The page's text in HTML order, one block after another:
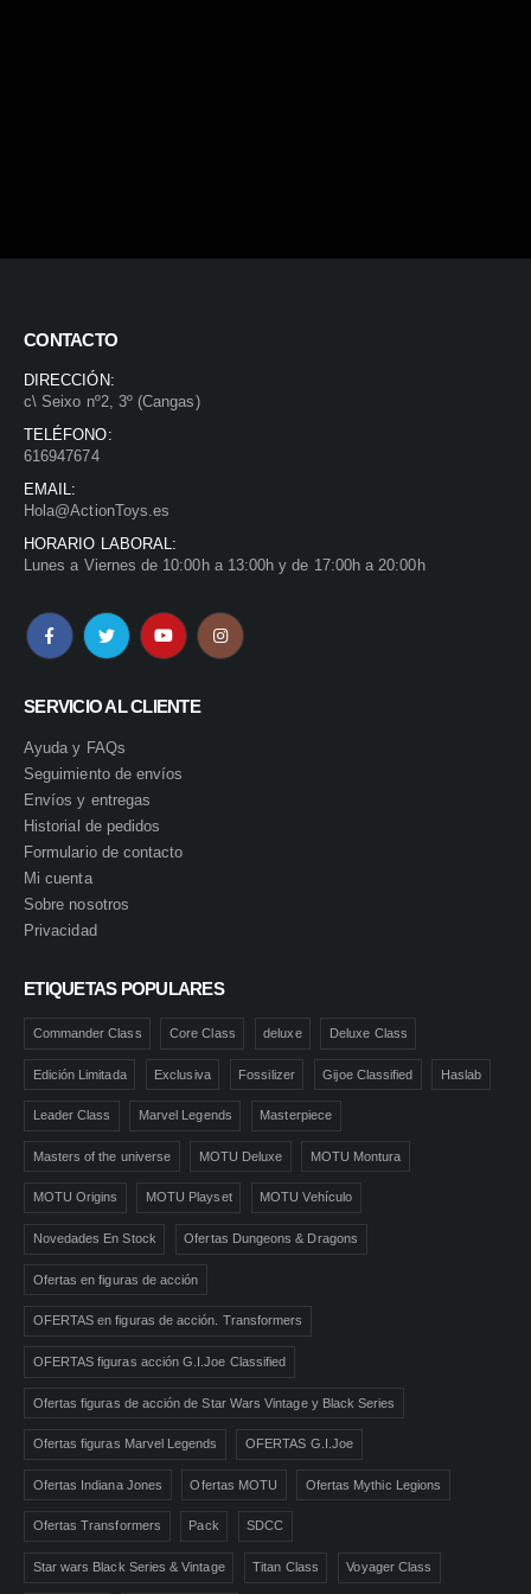
CONTACTO
DIRECCIÓN:
c\ Seixo nº2, 3º (Cangas)
TELÉFONO:
616947674
EMAIL:
Hola@ActionToys.es
HORARIO LABORAL:
Lunes a Viernes de 10:00h a 13:00h y de 17:00h a 20:00h
SERVICIO AL CLIENTE
Ayuda y FAQs
Seguimiento de envíos
Envíos y entregas
Historial de pedidos
Formulario de contacto
Mi cuenta
Sobre nosotros
Privacidad
ETIQUETAS POPULARES
Commander Class Core Class deluxe Deluxe Class
Edición Limitada Exclusiva Fossilizer Gijoe Classified Haslab
Leader Class Marvel Legends Masterpiece
Masters of the universe MOTU Deluxe MOTU Montura
MOTU Origins MOTU Playset MOTU Vehículo
Novedades En Stock Ofertas Dungeons & Dragons
Ofertas en figuras de acción
OFERTAS en figuras de acción. Transformers
OFERTAS figuras acción G.I.Joe Classified
Ofertas figuras de acción de Star Wars Vintage y Black Series
Ofertas figuras Marvel Legends OFERTAS G.I.Joe
Ofertas Indiana Jones Ofertas MOTU Ofertas Mythic Legions
Ofertas Transformers Pack SDCC
Star wars Black Series & Vintage Titan Class Voyager Class